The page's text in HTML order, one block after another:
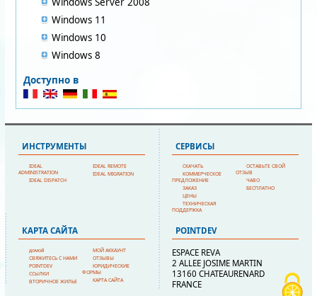
Windows 11
Windows 10
Windows 8
Доступно в
ИНСТРУМЕНТЫ
IDEAL
ADMINISTRATION
IDEAL DISPATCH
IDEAL REMOTE
IDEAL MIGRATION
СЕРВИСЫ
СКАЧАТЬ
КОММЕРЧЕСКОЕ
ПРЕДЛОЖЕНИЕ
ЗАКАЗ
ЦЕНЫ
ТЕХНИЧЕСКАЯ
ПОДДЕРЖКА
ОСТАВЬТЕ СВОЙ
ОТЗЫВ
ЧАВО
БЕСПЛАТНО
КAPTA CAЙTA
домой
СВЯЖИТЕСЬ С НАМИ
POINTDEV
ССЫЛКИ
ВТОРИЧНОЕ ЖИЛЬЕ
МОЙ АККАУНТ
ОТЗЫВЫ
ЮРИДИЧЕСКИЕ
ФОРМЫ
КAPTA CAЙTA
POINTDEV
ESPACE REVA
2 ALLEE JOSIME MARTIN
13160 CHATEAURENARD
FRANCE